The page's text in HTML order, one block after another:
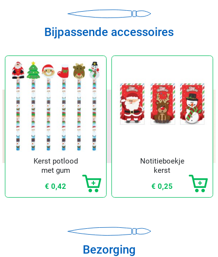
Bijpassende accessoires
Kerst potlood
met gum
€ 0,42
Notitieboekje
kerst
€ 0,25
Bezorging